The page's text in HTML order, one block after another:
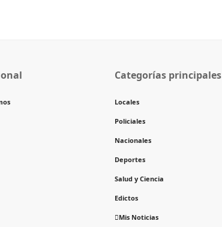
Categorías principales
Locales
Policiales
Nacionales
Deportes
Salud y Ciencia
Edictos
Mis Noticias